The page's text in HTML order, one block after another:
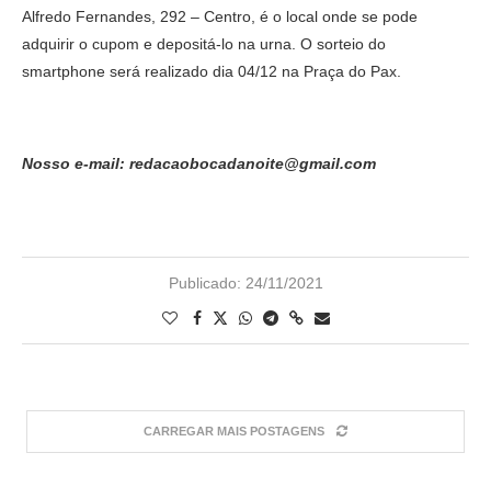
Alfredo Fernandes, 292 – Centro, é o local onde se pode
adquirir o cupom e depositá-lo na urna. O sorteio do
smartphone será realizado dia 04/12 na Praça do Pax.
Nosso e-mail: redacaobocadanoite@gmail.com
Publicado: 24/11/2021
CARREGAR MAIS POSTAGENS